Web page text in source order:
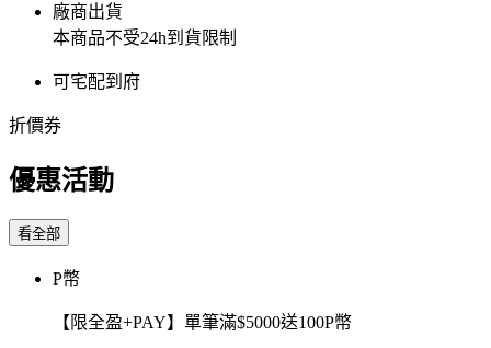
廠商出貨
本商品不受24h到貨限制
可宅配到府
折價券
優惠活動
看全部
P幣
【限全盈+PAY】單筆滿$5000送100P幣